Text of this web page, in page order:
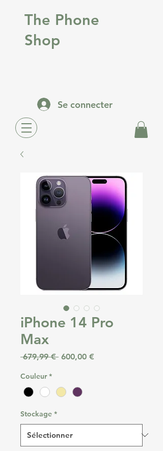
The Phone
Shop
Se connecter
iPhone 14 Pro
Max
679,99 € Prix original
600,00 €
Couleur *
Stockage *